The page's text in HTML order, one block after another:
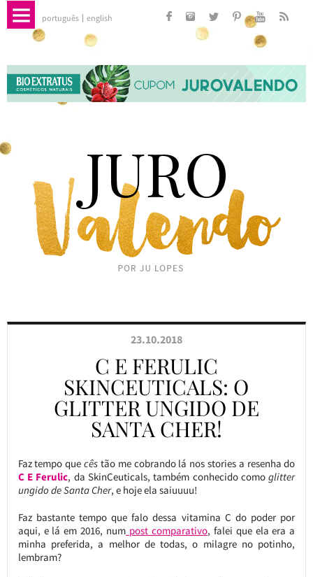
português english
23.10.2018
C E FERULIC
SKINCEUTICALS: O
GLITTER UNGIDO DE
SANTA CHER!
Faz tempo quecês tão me cobrando lá nos stories a resenha do
C E Ferulic, da SkinCeuticals, também conhecido como glitter
ungido de Santa Cher, e hoje ela saiuuuu!
Faz bastante tempo que falo dessa vitamina C do poder por
aqui, e lá em 2016, num post comparativo, falei que ela era a
minha preferida, a melhor de todas, o milagre no potinho,
lembram?